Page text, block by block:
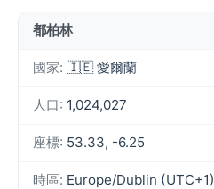
都柏林
國家: 🇮🇪 愛爾蘭
人口: 1,024,027
座標: 53.33, -6.25
時區: Europe/Dublin (UTC+1)